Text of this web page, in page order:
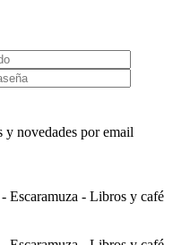
novedades por email